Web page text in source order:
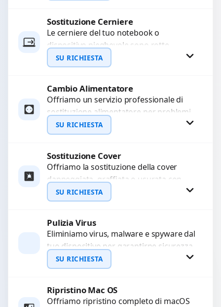
Richiedi Preventivo
WhatsApp
Sostituzione Cerniere
Le cerniere del tuo notebook o
dispositivo pieghevole sono rotte,
allentate o bloccate? Ripariamo o
sostituiamo cerniere difettose con
SU RICHIESTA
Richiedi Preventivo
WhatsApp
Cambio Alimentatore
Offriamo un servizio professionale di
sostituzione alimentatore per problemi
come alimentatore bruciato, corto
circuito, surriscaldamento, cali di
SU RICHIESTA
Richiedi Preventivo
WhatsApp
Sostituzione Cover
Offriamo la sostituzione della cover
danneggiata, graffiata o usurata con
ricambi di alta qualità e garantiti.
Ripristiniamo l’aspetto estetico e...
SU RICHIESTA
Richiedi Preventivo
WhatsApp
Pulizia Virus
Eliminiamo virus, malware e spyware dal
tuo dispositivo per garantirne sicurezza
e prestazioni ottimali. Eseguiamo una
scansione approfondita e una...
SU RICHIESTA
Richiedi Preventivo
Ripristino Mac OS
Offriamo ripristino completo di macOS